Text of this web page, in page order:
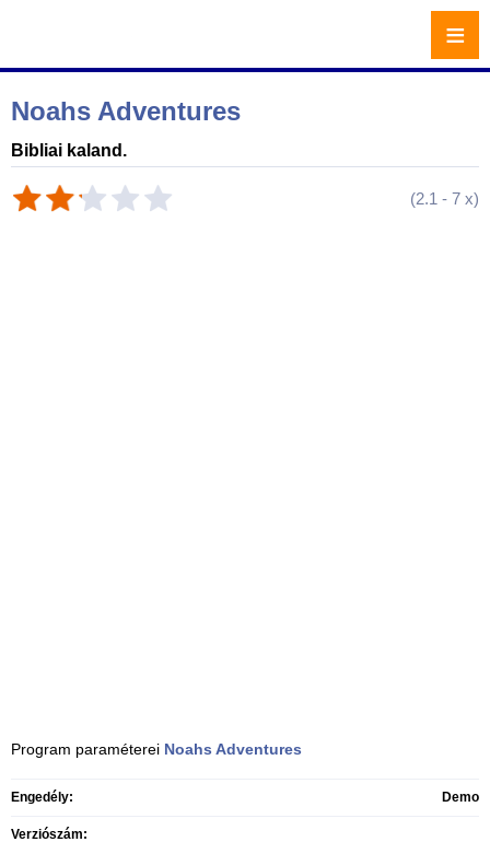
Noahs Adventures
Bibliai kaland.
(2.1 - 7 x)
Program paraméterei Noahs Adventures
Engedély: Demo
Verziószám:
≡